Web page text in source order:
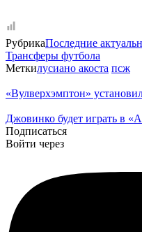
РубрикаПоследние
Трансферы футбола
Меткилусиано акоста псж
«Вулверхэмптон»
Джовинко будет играть в
Подписаться
Войти через